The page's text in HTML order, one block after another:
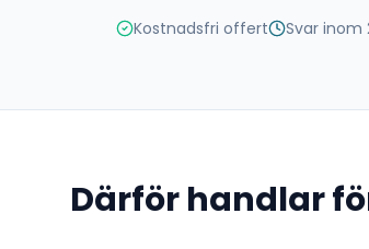
Kostnadsfri offert Svar inom
Därför handlar